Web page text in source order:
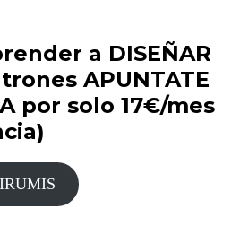
a DISEÑAR
APUNTATE
por solo 17€/mes